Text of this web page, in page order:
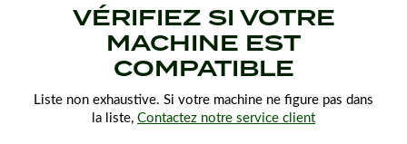
VÉRIFIEZ SI VOTRE
MACHINE EST
COMPATIBLE
Liste non exhaustive. Si votre machine ne figure pas dans
la liste, Contactez notre service client